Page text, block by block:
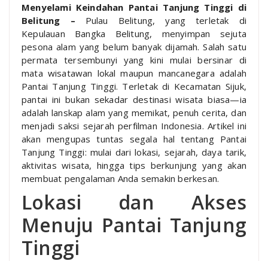
Menyelami Keindahan Pantai Tanjung Tinggi di
Belitung – Pulau Belitung, yang terletak di
Kepulauan Bangka Belitung, menyimpan sejuta
pesona alam yang belum banyak dijamah. Salah satu
permata tersembunyi yang kini mulai bersinar di
mata wisatawan lokal maupun mancanegara adalah
Pantai Tanjung Tinggi. Terletak di Kecamatan Sijuk,
pantai ini bukan sekadar destinasi wisata biasa—ia
adalah lanskap alam yang memikat, penuh cerita, dan
menjadi saksi sejarah perfilman Indonesia. Artikel ini
akan mengupas tuntas segala hal tentang Pantai
Tanjung Tinggi: mulai dari lokasi, sejarah, daya tarik,
aktivitas wisata, hingga tips berkunjung yang akan
membuat pengalaman Anda semakin berkesan.
Lokasi dan Akses
Menuju Pantai Tanjung
Tinggi